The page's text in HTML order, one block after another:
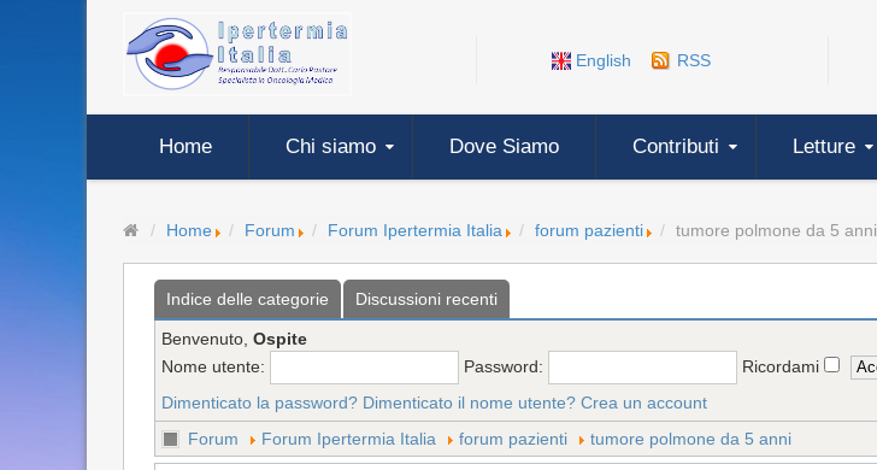
English RSS
Home Chi siamo Dove Siamo Contributi Letture
Home Forum Forum Ipertermia Italia forum pazienti tumore polmone da 5 anni
Indice delle categorie Discussioni recenti
Benvenuto, Ospite
Nome utente:
Password:
Ricordami
Dimenticato la password? Dimenticato il nome utente? Crea un account
Forum
Forum Ipertermia Italia forum pazienti tumore polmone da 5 anni